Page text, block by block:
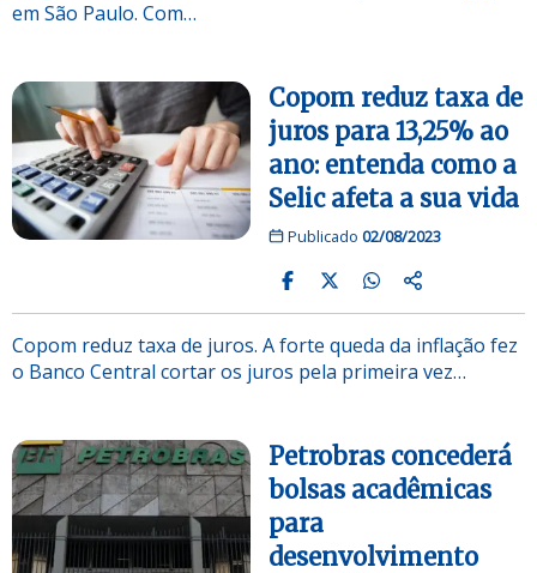
em São Paulo. Com…
Copom reduz taxa de
juros para 13,25% ao
ano: entenda como a
Selic afeta a sua vida
Publicado 02/08/2023
Copom reduz taxa de juros. A forte queda da inflação fez
o Banco Central cortar os juros pela primeira vez…
Petrobras concederá
bolsas acadêmicas
para
desenvolvimento